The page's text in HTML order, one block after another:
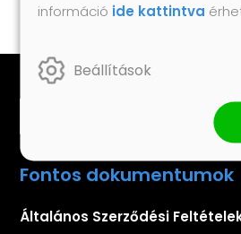
Fontos dokumentumok
Általános Szerződési
információ ide kattintva
Beállítások